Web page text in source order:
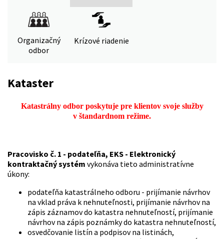
Organizačný
odbor
Krízové riadenie
Kataster
Katastrálny odbor poskytuje pre klientov svoje služby
v štandardnom režime.
Pracovisko č. 1 - podateľňa, EKS - Elektronický
kontraktačný systém vykonáva tieto administratívne
úkony:
podateľňa katastrálneho odboru - prijímanie návrhov
na vklad práva k nehnuteľnosti, prijímanie návrhov na
zápis záznamov do katastra nehnuteľností, prijímanie
návrhov na zápis poznámky do katastra nehnuteľností,
osvedčovanie listín a podpisov na listinách,